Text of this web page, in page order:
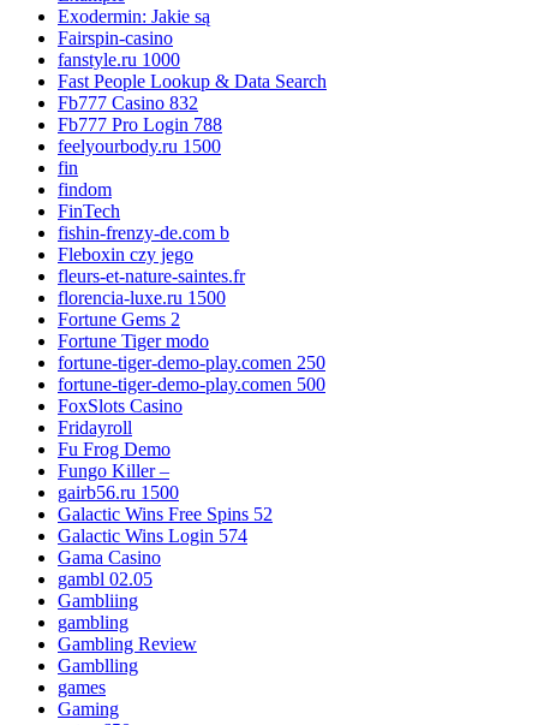
Exodermin: Jakie są
Fairspin-casino
fanstyle.ru 1000
Fast People Lookup & Data Search
Fb777 Casino 832
Fb777 Pro Login 788
feelyourbody.ru 1500
fin
findom
FinTech
fishin-frenzy-de.com b
Fleboxin czy jego
fleurs-et-nature-saintes.fr
florencia-luxe.ru 1500
Fortune Gems 2
Fortune Tiger modo
fortune-tiger-demo-play.comen 250
fortune-tiger-demo-play.comen 500
FoxSlots Casino
Fridayroll
Fu Frog Demo
Fungo Killer –
gairb56.ru 1500
Galactic Wins Free Spins 52
Galactic Wins Login 574
Gama Casino
gambl 02.05
Gambliing
gambling
Gambling Review
Gamblling
games
Gaming